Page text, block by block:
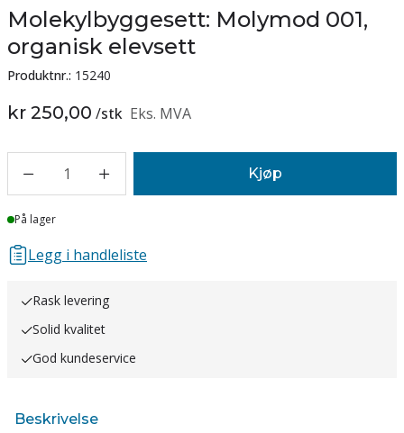
Molekylbyggesett: Molymod 001,
organisk elevsett
Produktnr.: 15240
kr 250,00 /stk Eks. MVA
1 Kjøp
Lager
På lager
Legg i handleliste
Rask levering
Solid kvalitet
God kundeservice
Beskrivelse